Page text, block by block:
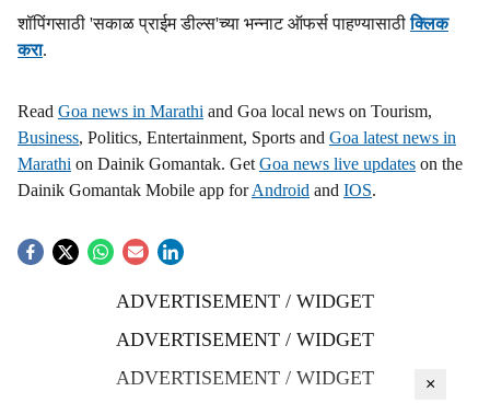
शॉपिंगसाठी 'सकाळ प्राईम डील्स'च्या भन्नाट ऑफर्स पाहण्यासाठीक्लिक
करा.
Read Goa news in Marathi and Goa local news on Tourism,
Business, Politics, Entertainment, Sports and Goa latest news in
Marathi on Dainik Gomantak. Get Goa news live updates on the
Dainik Gomantak Mobile app forAndroid and IOS.
ADVERTISEMENT / WIDGET
ADVERTISEMENT / WIDGET
ADVERTISEMENT / WIDGET
×